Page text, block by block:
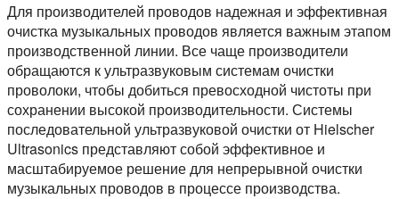
Для производителей проводов надежная и эффективная
очистка музыкальных проводов является важным этапом
производственной линии. Все чаще производители
обращаются к ультразвуковым системам очистки
проволоки, чтобы добиться превосходной чистоты при
сохранении высокой производительности. Системы
последовательной ультразвуковой очистки от Hielscher
Ultrasonics представляют собой эффективное и
масштабируемое решение для непрерывной очистки
музыкальных проводов в процессе производства.